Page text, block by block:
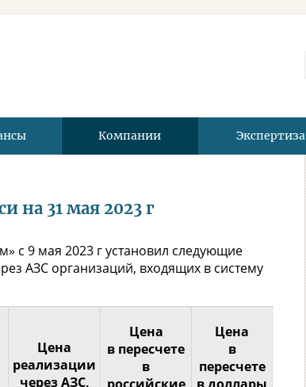
Компании Экспертиза
на 31 мая 2023 г
с 9 мая 2023 г установил следующие
АЗС организаций, входящих в систему
Цена
реализации
через АЗС,
Цена
в пересчете
в
Цена
в
пересчете